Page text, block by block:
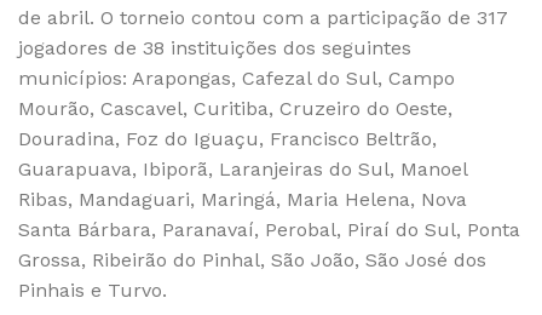
de abril. O torneio contou com a participação de 317
jogadores de 38 instituições dos seguintes
municípios: Arapongas, Cafezal do Sul, Campo
Mourão, Cascavel, Curitiba, Cruzeiro do Oeste,
Douradina, Foz do Iguaçu, Francisco Beltrão,
Guarapuava, Ibiporã, Laranjeiras do Sul, Manoel
Ribas, Mandaguari, Maringá, Maria Helena, Nova
Santa Bárbara, Paranavaí, Perobal, Piraí do Sul, Ponta
Grossa, Ribeirão do Pinhal, São João, São José dos
Pinhais e Turvo.